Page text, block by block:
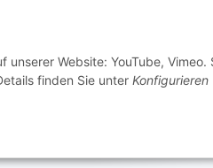
Website: YouTube, Vimeo.
finden Sie unter Konfigurieren